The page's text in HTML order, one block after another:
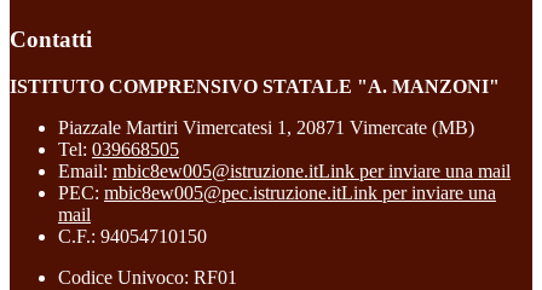
Contatti
ISTITUTO COMPRENSIVO STATALE "A. MANZONI"
Piazzale Martiri Vimercatesi 1, 20871 Vimercate (MB)
Tel: 039668505
Email: mbic8ew005@istruzione.itLink per inviare una mail
PEC: mbic8ew005@pec.istruzione.itLink per inviare una
mail
C.F.: 94054710150
Codice Univoco: RF01